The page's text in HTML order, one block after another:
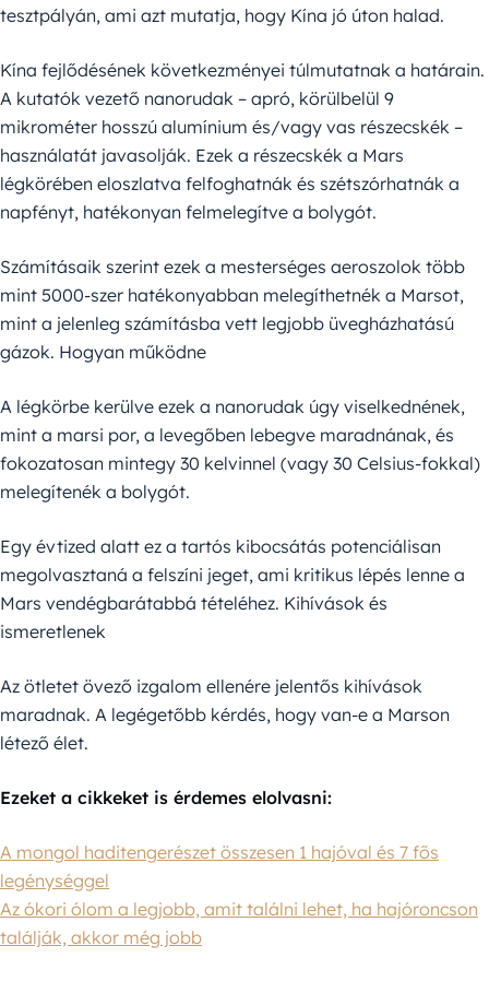
tesztpályán, ami azt mutatja, hogy Kína jó úton halad.
Kína fejlődésének következményei túlmutatnak a határain.
A kutatók vezető nanorudak – apró, körülbelül 9
mikrométer hosszú alumínium és/vagy vas részecskék –
használatát javasolják. Ezek a részecskék a Mars
légkörében eloszlatva felfoghatnák és szétszórhatnák a
napfényt, hatékonyan felmelegítve a bolygót.
Számításaik szerint ezek a mesterséges aeroszolok több
mint 5000-szer hatékonyabban melegíthetnék a Marsot,
mint a jelenleg számításba vett legjobb üvegházhatású
gázok. Hogyan működne
A légkörbe kerülve ezek a nanorudak úgy viselkednének,
mint a marsi por, a levegőben lebegve maradnának, és
fokozatosan mintegy 30 kelvinnel (vagy 30 Celsius-fokkal)
melegítenék a bolygót.
Egy évtized alatt ez a tartós kibocsátás potenciálisan
megolvasztaná a felszíni jeget, ami kritikus lépés lenne a
Mars vendégbarátabbá tételéhez. Kihívások és
ismeretlenek
Az ötletet övező izgalom ellenére jelentős kihívások
maradnak. A legégetőbb kérdés, hogy van-e a Marson
létező élet.
Ezeket a cikkeket is érdemes elolvasni:
A mongol haditengerészet összesen 1 hajóval és 7 fős
legénységgel
Az ókori ólom a legjobb, amit találni lehet, ha hajóroncson
találják, akkor még jobb